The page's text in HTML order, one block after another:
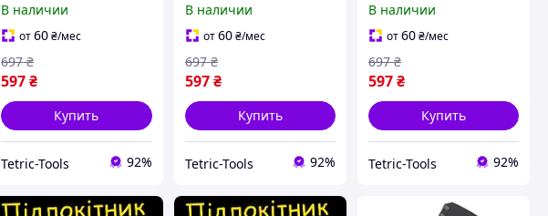
салона обвес Бокс
бардачок Tuning
Аксессуары
В наличии
от60₴/мес
597₴
697 ₴
Купить
Tetric-Tools 92%
салона обвес Бокс
бардачок Tuning
Аксессуары
В наличии
от60 ₴/мес
597 ₴
697 ₴
Купить
Tetric-Tools 92%
салона обвес Бокс
бардачок Tuning
Аксессуары
В наличии
от60₴/мес
597₴
697 ₴
Купить
Tetric-Tools 92%